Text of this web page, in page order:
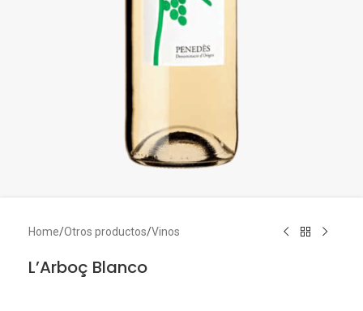
Home/Otros productos/Vinos
L’Arboç Blanco